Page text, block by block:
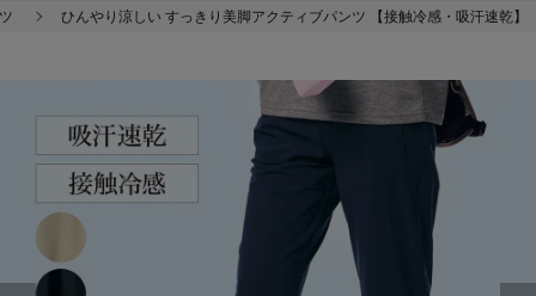
ひんやり涼しい すっきり美脚アクティブパンツ 【接触冷感・吸汗速乾】